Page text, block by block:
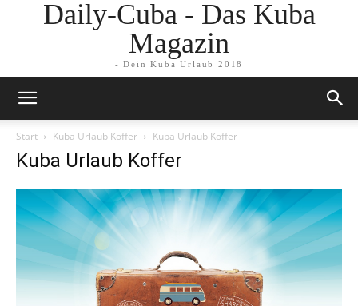
Daily-Cuba - Das Kuba
Magazin
- Dein Kuba Urlaub 2018
Start Kuba Urlaub Koffer Kuba Urlaub Koffer
Kuba Urlaub Koffer